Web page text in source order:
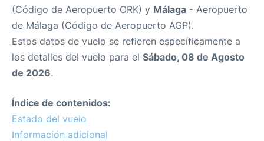
(Código de Aeropuerto ORK) y Málaga - Aeropuerto
de Málaga (Código de Aeropuerto AGP).
Estos datos de vuelo se refieren específicamente a
los detalles del vuelo para el Sábado, 08 de Agosto
de 2026.
Índice de contenidos:
Estado del vuelo
Información adicional